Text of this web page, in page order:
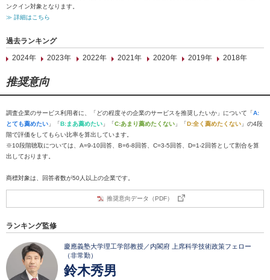
ンクイン対象となります。
≫ 詳細はこちら
過去ランキング
2024年
2023年 2022年 2021年 2020年 2019年 2018年
推奨意向
調査企業のサービス利用者に、「どの程度その企業のサービスを推奨したいか」について「A:
とても薦めたい 」「B:まあ薦めたい 」「C:あまり薦めたくない 」「D:全く薦めたくない 」の4段
階で評価をしてもらい比率を算出しています。
※10段階聴取については、A=9-10回答、B=6-8回答、C=3-5回答、D=1-2回答として割合を算
出しております。
商標対象は、回答者数が50人以上の企業です。
推奨意向データ（PDF）
ランキング監修
慶應義塾大学理工学部教授／内閣府 上席科学技術政策フェロー
（非常勤）
鈴木秀男